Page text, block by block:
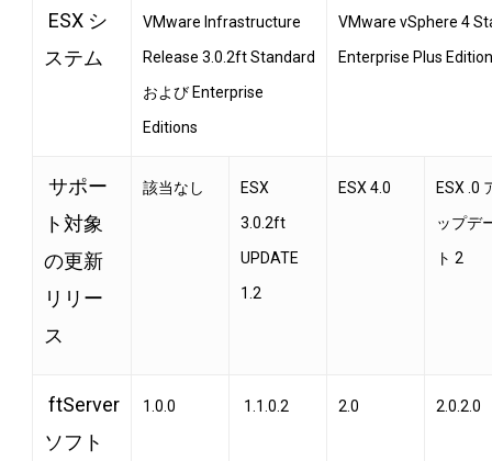
ESX シ
ステム
VMware Infrastructure
Release 3.0.2ft Standard
および Enterprise
Editions
VMware vSphere 4
Enterprise Plus
サポー
ト対象
の更新
リリー
ス
該当なし
ESX
3.0.2ft
UPDATE
1.2
ESX 4.0
ESX .0
ップデ
ト 2
ftServer
ソフト
1.0.0 1.1.0.2 2.0 2.0.2.0